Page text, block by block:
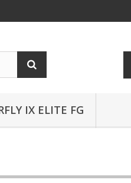
IX ELITE FG